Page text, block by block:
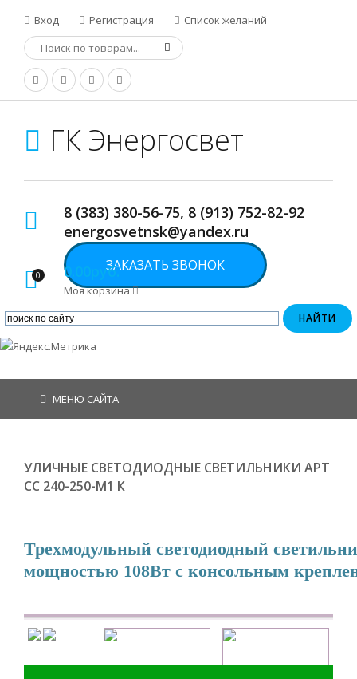
Вход Регистрация Список желаний
ГК Энергосвет
8 (383) 380-56-75, 8 (913) 752-82-92
energosvetnsk@yandex.ru
ЗАКАЗАТЬ ЗВОНОК
0 0.00руб.
Моя корзина
МЕНЮ САЙТА
УЛИЧНЫЕ СВЕТОДИОДНЫЕ СВЕТИЛЬНИКИ АРТ
СС 240-250-М1 К
Трехмодульный светодиодный
мощностью 108Вт с консольным